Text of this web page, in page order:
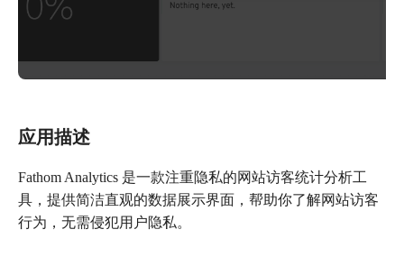
应用描述
Fathom Analytics 是一款注重隐私的网站访客统计分析工
具，提供简洁直观的数据展示界面，帮助你了解网站访客
行为，无需侵犯用户隐私。